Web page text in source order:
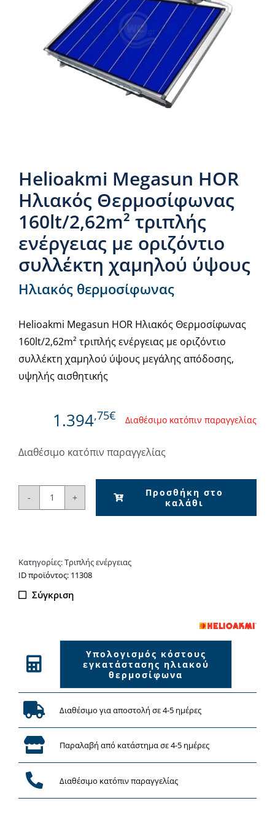
Επικοινωνία
Helioakmi Megasun HOR
Ηλιακός Θερμοσίφωνας
160lt/2,62m² τριπλής
ενέργειας με οριζόντιο
συλλέκτη χαμηλού ύψους
Ηλιακός θερμοσίφωνας
Helioakmi Megasun HOR Ηλιακός Θερμοσίφωνας
160lt/2,62m² τριπλής ενέργειας με οριζόντιο
συλλέκτη χαμηλού ύψους μεγάλης απόδοσης,
υψηλής αισθητικής
1.394,75€ Διαθέσιμο κατόπιν παραγγελίας
Διαθέσιμο κατόπιν παραγγελίας
Helioakmi
Θερμοσίφωνας
160lt/2,62m²
τριπλής
οριζόντιο
συλλέκτη
ύψους
ποσότητα
Προσθήκη στο
καλάθι
Κατηγορίες:Τριπλής ενέργειας
ΙD προϊόντος: 11308
Σύγκριση
Υπολογισμός κόστους
εγκατάστασης ηλιακού
θερμοσίφωνα
Διαθέσιμο για αποστολή σε 4-5 ημέρες
Παραλαβή από κατάστημα σε 4-5 ημέρες
Διαθέσιμο κατόπιν παραγγελίας